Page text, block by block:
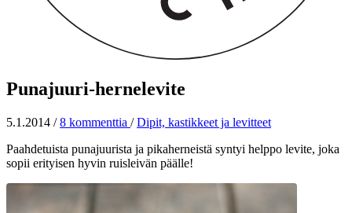
Punajuuri-hernelevite
5.1.2014 / 8 kommenttia / Dipit, kastikkeet ja levitteet
Paahdetuista punajuurista ja pikaherneistä syntyi helppo levite, joka
sopii erityisen hyvin ruisleivän päälle!